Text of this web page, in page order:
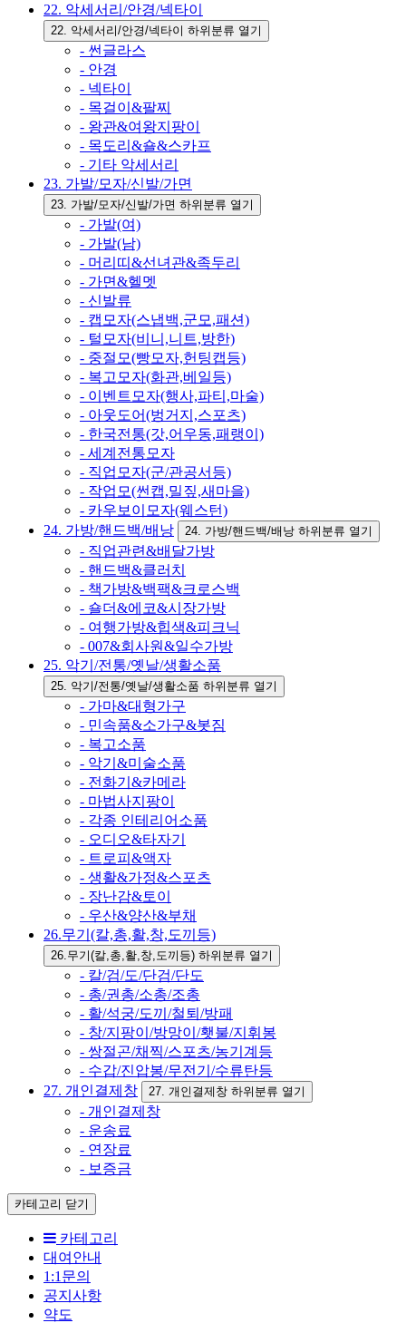
22. 악세서리/안경/넥타이
22. 악세서리/안경/넥타이 하위분류 열기
- 썬글라스
- 안경
- 넥타이
- 목걸이&팔찌
- 왕관&여왕지팡이
- 목도리&숄&스카프
- 기타 악세서리
23. 가발/모자/신발/가면
23. 가발/모자/신발/가면 하위분류 열기
- 가발(여)
- 가발(남)
- 머리띠&선녀관&족두리
- 가면&헬멧
- 신발류
- 캡모자(스냅백,군모,패션)
- 털모자(비니,니트,방한)
- 중절모(빵모자,헌팅캡등)
- 복고모자(화관,베일등)
- 이벤트모자(행사,파티,마술)
- 아웃도어(벙거지,스포츠)
- 한국전통(갓,어우동,패랭이)
- 세계전통모자
- 직업모자(군/관공서등)
- 작업모(썬캡,밀짚,새마을)
- 카우보이모자(웨스턴)
24. 가방/핸드백/배낭
24. 가방/핸드백/배낭 하위분류 열기
- 직업관련&배달가방
- 핸드백&클러치
- 책가방&백팩&크로스백
- 숄더&에코&시장가방
- 여행가방&힙색&피크닉
- 007&회사원&일수가방
25. 악기/전통/옛날/생활소품
25. 악기/전통/옛날/생활소품 하위분류 열기
- 가마&대형가구
- 민속품&소가구&봇짐
- 복고소품
- 악기&미술소품
- 전화기&카메라
- 마법사지팡이
- 각종 인테리어소품
- 오디오&타자기
- 트로피&액자
- 생활&가정&스포츠
- 장난감&토이
- 우산&양산&부채
26.무기(칼,총,활,창,도끼등)
26.무기(칼,총,활,창,도끼등) 하위분류 열기
- 칼/검/도/단검/단도
- 총/권총/소총/조총
- 활/석궁/도끼/철퇴/방패
- 창/지팡이/방망이/횃불/지휘봉
- 쌍절곤/채찍/스포츠/농기계등
- 수갑/진압봉/무전기/수류탄등
27. 개인결제창
27. 개인결제창 하위분류 열기
- 개인결제창
- 운송료
- 연장료
- 보증금
카테고리 닫기
카테고리
대여안내
1:1문의
공지사항
약도